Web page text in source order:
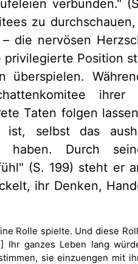
verbunden."
zu
die nervösen
Position
überspielen.
ihrer
Taten folgen
selbst das
haben. Durch
(S. 199) steht er
ihr Denken,
Rolle spielte. Und diese
ganzes Leben lang
sie einzuengen mit